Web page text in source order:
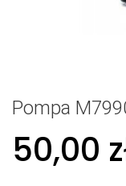
Pompa
50,00